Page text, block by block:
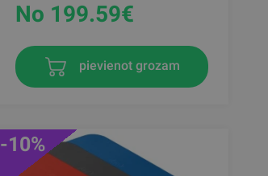
No 199.59€
pievienot grozam
-10%